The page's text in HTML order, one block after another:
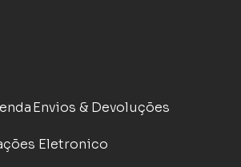
Envios & Devoluções
Eletronico